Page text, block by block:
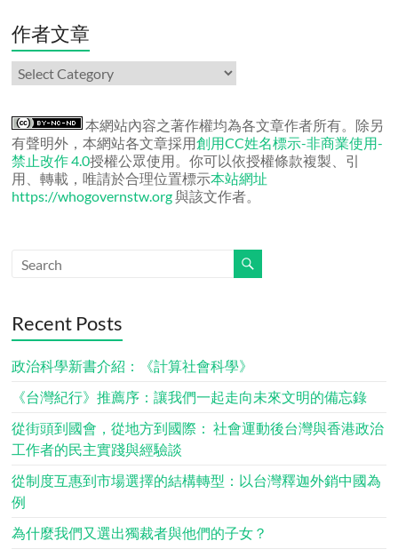
章
作者文章
作
者
章
本網站內容之著作權均為各文章作者所有。除另
有聲明外，本網站各文章採用創用CC姓名標示-非商業使用-
禁止改作 4.0授權公眾使用。你可以依授權條款複製、引
用、轉載，唯請於合理位置標示本站網址
https://whogovernstw.org與該文作者。
Recent Posts
政治科學新書介紹：《計算社會科學》
《台灣紀行》推薦序：讓我們一起走向未來文明的備忘錄
從街頭到國會，從地方到國際： 社會運動後台灣與香港政治
工作者的民主實踐與經驗談
從制度互惠到市場選擇的結構轉型：以台灣釋迦外銷中國為
例
為什麼我們又選出獨裁者與他們的子女？